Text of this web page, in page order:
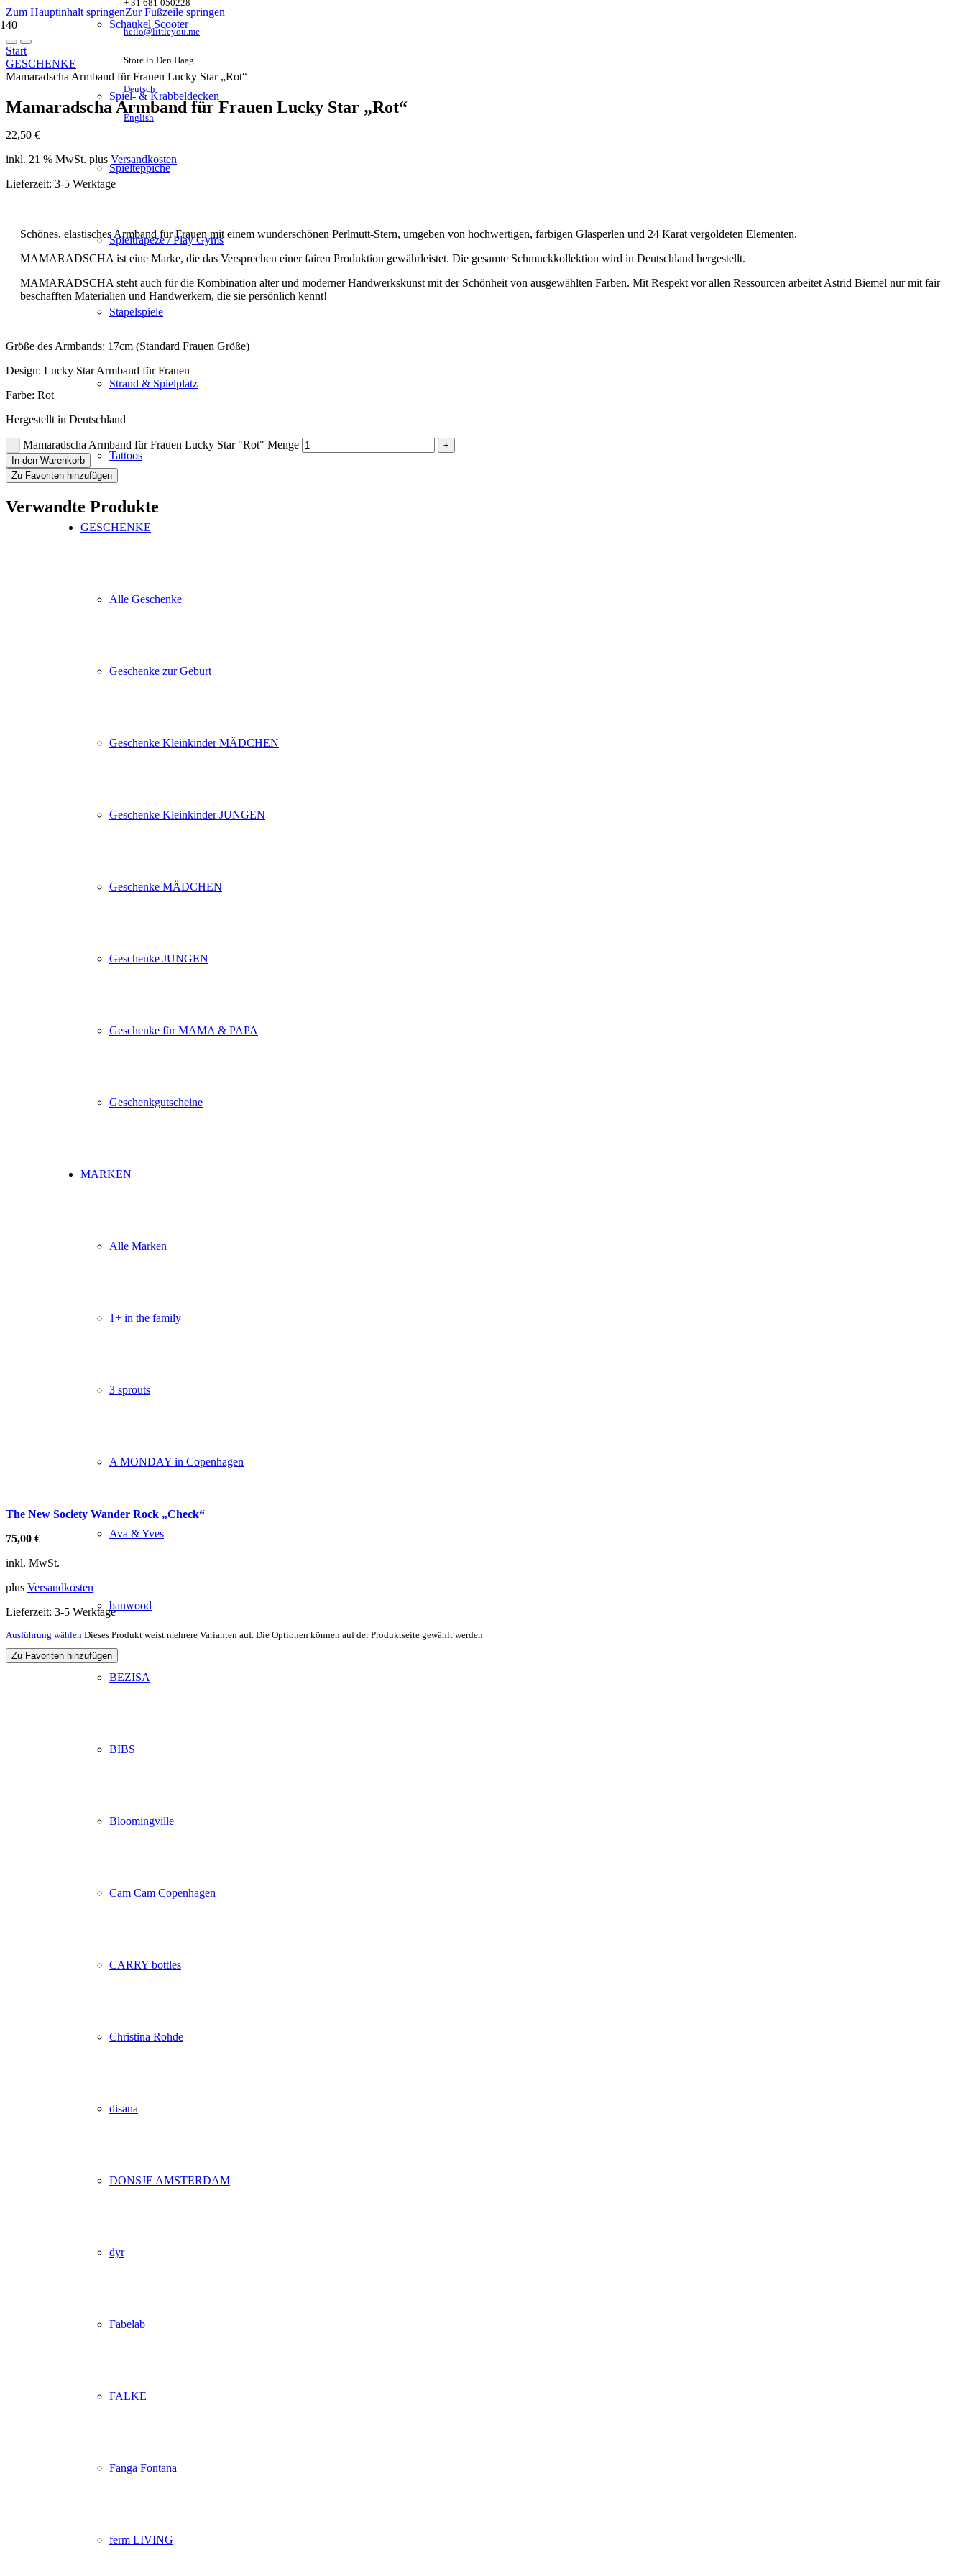
Zum Hauptinhalt springenZur Fußzeile springen
+ 31 681 050228
hello@littleyou.me
Store in Den Haag
Deutsch
English
Schaukel Scooter
Spiel- & Krabbeldecken
Spielteppiche
Spieltrapeze / Play Gyms
Stapelspiele
Strand & Spielplatz
Tattoos
GESCHENKE
Alle Geschenke
Geschenke zur Geburt
Geschenke Kleinkinder MÄDCHEN
Geschenke Kleinkinder JUNGEN
Geschenke MÄDCHEN
Geschenke JUNGEN
Geschenke für MAMA & PAPA
Geschenkgutscheine
MARKEN
Alle Marken
1+ in the family
3 sprouts
A MONDAY in Copenhagen
Ava & Yves
banwood
BEZISA
BIBS
Bloomingville
Cam Cam Copenhagen
CARRY bottles
Christina Rohde
disana
DONSJE AMSTERDAM
dyr
Fabelab
FALKE
Fanga Fontana
ferm LIVING
Start
GESCHENKE
Mamaradscha Armband für Frauen Lucky Star „Rot“
Mamaradscha Armband für Frauen Lucky Star „Rot“
22,50 €
inkl. 21 % MwSt. plus Versandkosten
Lieferzeit: 3-5 Werktage
Schönes, elastisches Armband für Frauen mit einem wunderschönen Perlmutt-Stern, umgeben von hochwertigen, farbigen Glasperlen und 24 Karat vergoldeten Elementen.
MAMARADSCHA ist eine Marke, die das Versprechen einer fairen Produktion gewährleistet. Die gesamte Schmuckkollektion wird in Deutschland hergestellt.
MAMARADSCHA steht auch für die Kombination alter und moderner Handwerkskunst mit der Schönheit von ausgewählten Farben. Mit Respekt vor allen Ressourcen arbeitet Astrid Biemel nur mit fair
beschafften Materialien und Handwerkern, die sie persönlich kennt!
Größe des Armbands: 17cm (Standard Frauen Größe)
Design: Lucky Star Armband für Frauen
Farbe: Rot
Hergestellt in Deutschland
Mamaradscha Armband für Frauen Lucky Star "Rot" Menge
In den Warenkorb
Zu Favoriten hinzufügen
Verwandte Produkte
The New Society Wander Rock „Check“
75,00 €
inkl. MwSt.
plus Versandkosten
Lieferzeit: 3-5 Werktage
Ausführung wählen Dieses Produkt weist mehrere Varianten auf. Die Optionen können auf der Produktseite gewählt werden
Zu Favoriten hinzufügen